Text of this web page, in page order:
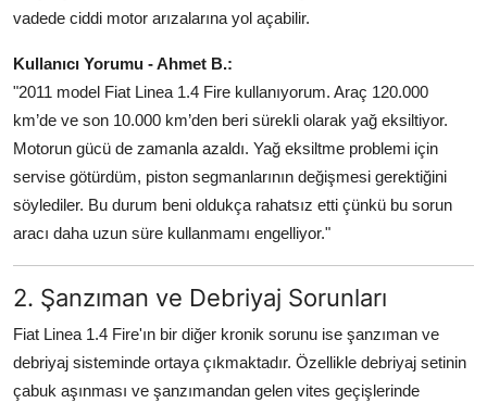
vadede ciddi motor arızalarına yol açabilir.
Kullanıcı Yorumu - Ahmet B.:
"2011 model Fiat Linea 1.4 Fire kullanıyorum. Araç 120.000
km’de ve son 10.000 km’den beri sürekli olarak yağ eksiltiyor.
Motorun gücü de zamanla azaldı. Yağ eksiltme problemi için
servise götürdüm, piston segmanlarının değişmesi gerektiğini
söylediler. Bu durum beni oldukça rahatsız etti çünkü bu sorun
aracı daha uzun süre kullanmamı engelliyor."
2. Şanzıman ve Debriyaj Sorunları
Fiat Linea 1.4 Fire'ın bir diğer kronik sorunu ise şanzıman ve
debriyaj sisteminde ortaya çıkmaktadır. Özellikle debriyaj setinin
çabuk aşınması ve şanzımandan gelen vites geçişlerinde